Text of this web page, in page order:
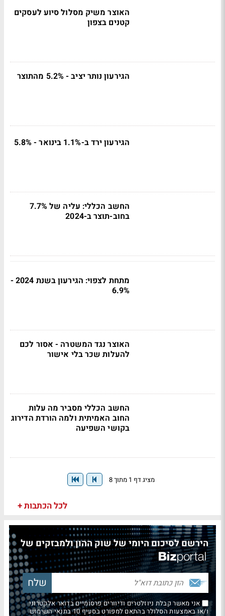
האוצר משיק מסלול סיוע לעסקים
קטנים בצפון
הגירעון נותר יציב - 5.2% מהתוצר
הגירעון ירד ב-1.1% בינואר - 5.8%
החשב הכללי: עליה של 7.7%
בחוב-תוצר ב-2024
מתחת לצפוי: הגירעון בשנת 2024 -
6.9%
האוצר נגד המשטרה - אסור לכם
להעלות שכר בלי אישור
החשב הכללי מסביר מה עלות
החוב האמיתית ולמה הורדת הדירוג
בקושי השפיעה
מציג דף 1 מתוך 8
לכל הכתבות +
הירשם לסיכום היומי של שוק ההון ולמבזקים של
אני מאשר קבלת ניוזלטרים ודיוורים פרסומיים בדואר אלקטרוני
ו/או באמצעות הסלולר בהתאם למפורט בסעיף 10 בתנאי השימוש